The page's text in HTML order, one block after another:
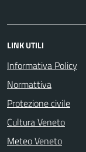
LINK UTILI
Informativa Policy
Normattiva
Protezione civile
Cultura Veneto
Meteo Veneto